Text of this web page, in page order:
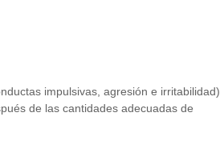
impulsivas, agresión e irritabilidad)
de las cantidades adecuadas de